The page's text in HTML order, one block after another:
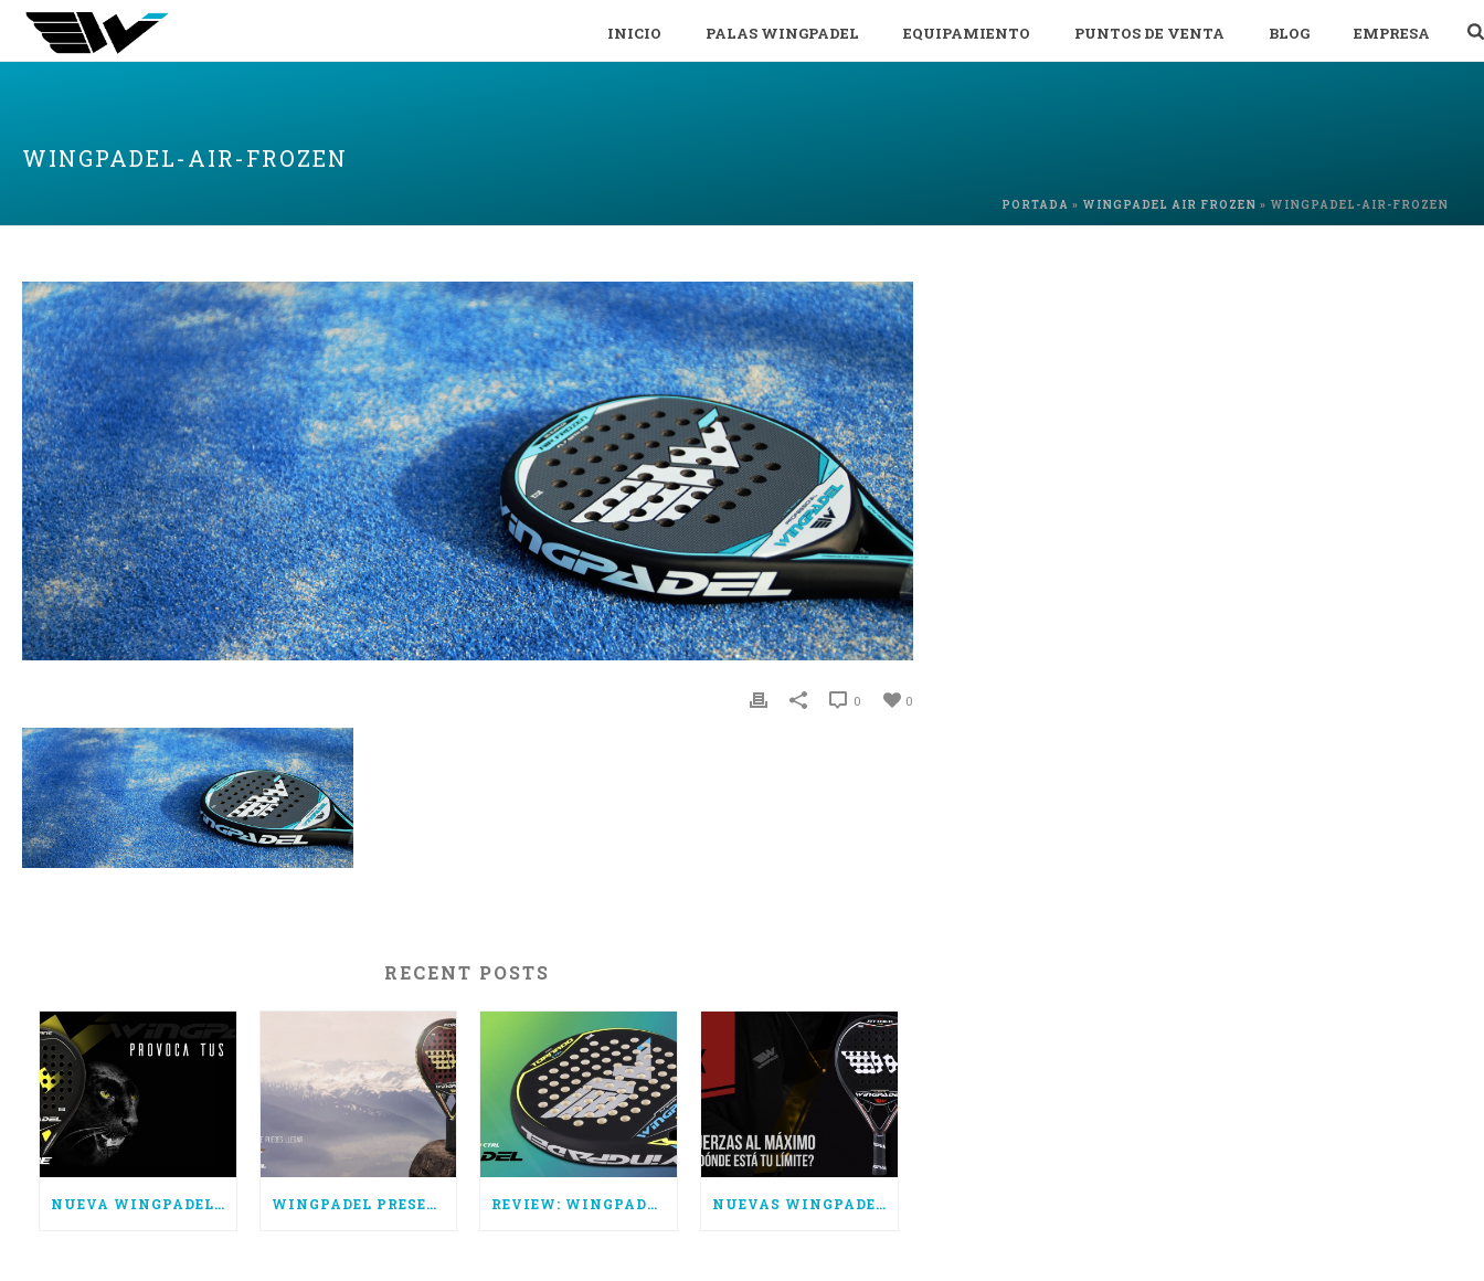
INICIO PALAS WINGPADEL EQUIPAMIENTO PUNTOS DE VENTA BLOG EMPRESA
WINGPADEL-AIR-FROZEN
PORTADA » WINGPADEL AIR FROZEN » WINGPADEL-AIR-FROZEN
0
0
RECENT POSTS
NUEVA WINGPADEL AIR HURRICANE, POTENCIA PURA WINGPADEL PRESENTA LAS NUEVAS AIR FORCE 3.0 REVIEW: WINGPADEL AIR TORNADO CTRL NUEVAS WINGPADEL AIR ATTACK 3.0, SUPERA TUS LÍMITES